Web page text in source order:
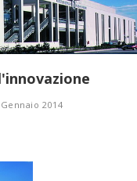
2014